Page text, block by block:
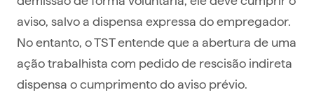
aviso, salvo a dispensa expressa do empregador.
No entanto, o TST entende que a abertura de uma
ação trabalhista com pedido de rescisão indireta
dispensa o cumprimento do aviso prévio.